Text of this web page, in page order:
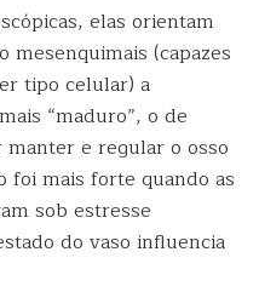
elas orientam
(capazes
tipo celular) a
“maduro”, o de
e regular o osso
foi mais forte quando as
sob estresse
do vaso influencia